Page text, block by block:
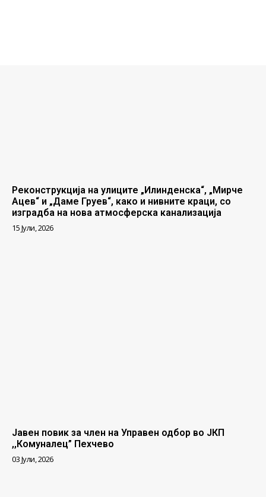
Реконструкција на улиците „Илинденска“, „Мирче
Ацев“ и „Даме Груев“, како и нивните краци, со
изградба на нова атмосферска канализација
15 Јули, 2026
Јавен повик за член на Управен одбор во ЈКП
,,Комуналец” Пехчево
03 Јули, 2026